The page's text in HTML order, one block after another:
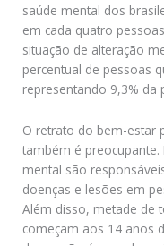
saúde mental dos
em cada quatro
situação de alteração
percentual de pessoas
representando 9,3% da
O retrato do bem-estar
também é preocupante.
mental são
doenças e lesões em
Além disso, metade de
começam aos 14 anos